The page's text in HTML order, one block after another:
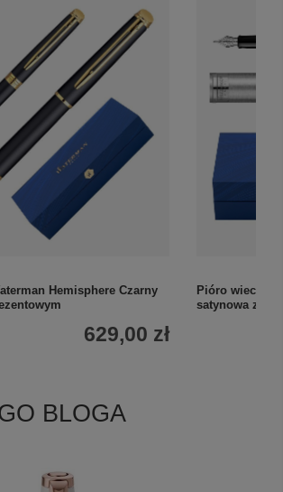
Hemisphere Czarny
629,00 zł
Pióro wieczne
satynowa z
BLOGA